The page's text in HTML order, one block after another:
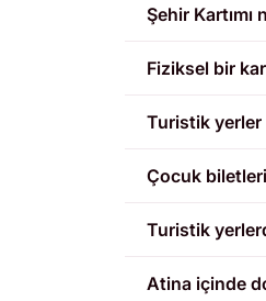
Şehir
Fiziksel bir
Turistik yerler
Çocuk
Turistik
Atina içinde